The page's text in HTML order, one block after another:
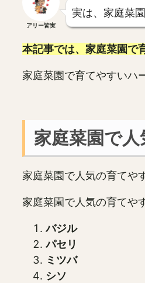
アリー皆実
実は、家庭菜
本記事では、家庭菜園で
家庭菜園で育てやすいハ
家庭菜園で
家庭菜園で人気の育てや
家庭菜園で人気の育てや
バジル
パセリ
ミツバ
シソ